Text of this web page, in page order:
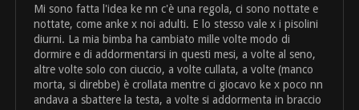
Mi sono fatta l'idea ke nn c'è una regola, ci sono nottate e
nottate, come anke x noi adulti. E lo stesso vale x i pisolini
diurni. La mia bimba ha cambiato mille volte modo di
dormire e di addormentarsi in questi mesi, a volte al seno,
altre volte solo con ciuccio, a volte cullata, a volte (manco
morta, si direbbe) è crollata mentre ci giocavo ke x poco nn
andava a sbattere la testa, a volte si addormenta in braccio